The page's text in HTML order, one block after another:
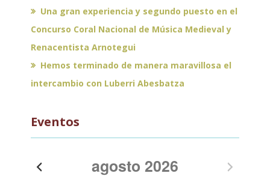
Una gran experiencia y segundo puesto en el
Concurso Coral Nacional de Música Medieval y
Renacentista Arnotegui
Hemos terminado de manera maravillosa el
intercambio con Luberri Abesbatza
Eventos
agosto 2026